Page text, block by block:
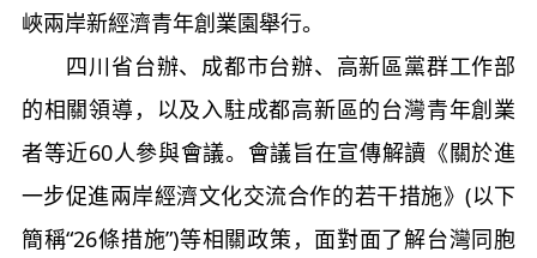
峽兩岸新經濟青年創業園舉行。
四川省台辦、成都市台辦、高新區黨群工作部
的相關領導，以及入駐成都高新區的台灣青年創業
者等近60人參與會議。會議旨在宣傳解讀《關於進
一步促進兩岸經濟文化交流合作的若干措施》(以下
簡稱“26條措施”)等相關政策，面對面了解台灣同胞